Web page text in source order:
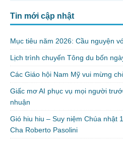
Tin mới cập nhật
Mục tiêu năm 2026: Cầu nguyện
Lịch trình chuyến Tông du bốn
Các Giáo hội Nam Mỹ vui mừng
Giấc mơ AI phục vụ mọi người
nhuận
Gió hiu hiu – Suy niệm Chúa nhật
Cha Roberto Pasolini